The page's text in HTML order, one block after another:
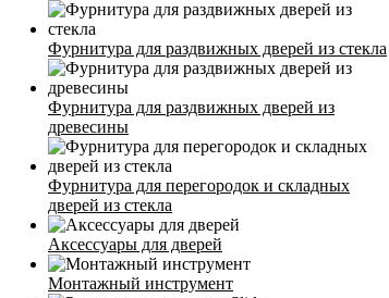
Фурнитура для раздвижных дверей из стекла
Фурнитура для раздвижных дверей из
древесины
Фурнитура для перегородок и складных
дверей из стекла
Аксессуары для дверей
Монтажный инструмент